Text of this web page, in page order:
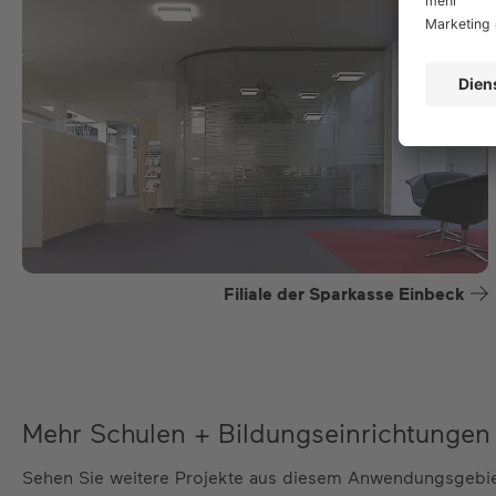
Filiale der Sparkasse Einbeck
Mehr Schulen + Bildungseinrichtungen
Sehen Sie weitere Projekte aus diesem